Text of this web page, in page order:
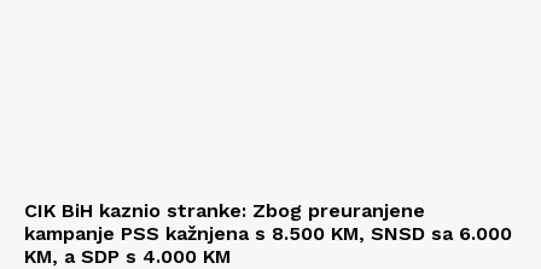
CIK BiH kaznio stranke: Zbog preuranjene
kampanje PSS kažnjena s 8.500 KM, SNSD sa 6.000
KM, a SDP s 4.000 KM